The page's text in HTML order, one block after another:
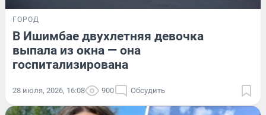
ГОРОД
В Ишимбае двухлетняя девочка
выпала из окна — она
госпитализирована
28 июля, 2026, 16:08 900 Обсудить